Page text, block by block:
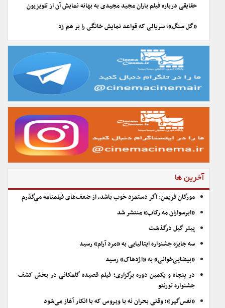
حقایقی درباره فیلم باران مجید مجیدی به بهانه نمایش آن از تلویزیون
«گل سنگ»؛ سریالی که قواعد نمایش خانگی را بر هم زد
آخرین ها
مورگان فریمن: اگر دستمزد خوب باشد، از ضعف‌های فیلمنامه می‌گذرم
«ابرسواران مه رکاب» منتشر شد
پیتر گیل درگذشت
سه جایزه جشنواره ایتالیایی به «مرد آرام» رسید
«بیضایی‌خوانی» به «اژدهاک» رسید
در پنجاه و یکمین دوره برگزاری؛ فیلم قصیده گلمکانی در بخش کشف
جشنواره تورنتو
«نفس‌گیر»؛ وقتی بحران نه با ویروس که با انکار آغاز می‌شود